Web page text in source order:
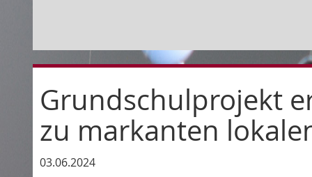
Grundschulprojekt
zu markanten
03.06.2024